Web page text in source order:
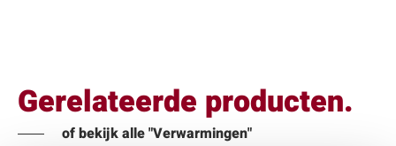
Gerelateerde producten.
of bekijk alle "Verwarmingen"